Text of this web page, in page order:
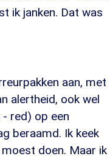
ik janken. Dat was
aan, met
alertheid, ook wel
red) op een
beraamd. Ik keek
doen. Maar ik